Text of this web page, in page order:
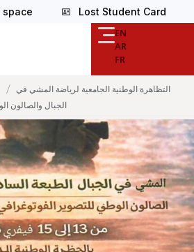
space Lost Student Card
EN
AR
FR
/ التظاهرة الوطنية الجامعية لرياضة المشي في
الجبال والصالون